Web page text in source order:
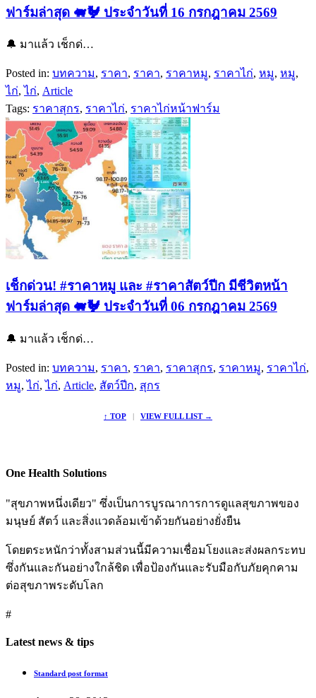
ฟาร์มล่าสุด 🐖🐓 ประจำวันที่ 16 กรกฎาคม 2569
🔔 มาแล้ว เช็กด่…
Posted in: บทความ, ราคา, ราคา, ราคาหมู, ราคาไก่, หมู, หมู,
ไก่,ไก่, Article
Tags: ราคาสุกร, ราคาไก่, ราคาไก่หน้าฟาร์ม
เช็กด่วน! #ราคาหมู และ #ราคาสัตว์ปีก มีชีวิตหน้า
ฟาร์มล่าสุด 🐖🐓 ประจำวันที่ 06 กรกฎาคม 2569
🔔 มาแล้ว เช็กด่…
Posted in: บทความ, ราคา, ราคา, ราคาสุกร, ราคาหมู, ราคาไก่,
หมู,ไก่,ไก่, Article, สัตว์ปีก, สุกร
↑ TOP | VIEW FULL LIST →
One Health Solutions
"สุขภาพหนึ่งเดียว" ซึ่งเป็นการบูรณาการการดูแลสุขภาพของ
มนุษย์ สัตว์ และสิ่งแวดล้อมเข้าด้วยกันอย่างยั่งยืน
โดยตระหนักว่าทั้งสามส่วนนี้มีความเชื่อมโยงและส่งผลกระทบ
ซึ่งกันและกันอย่างใกล้ชิด เพื่อป้องกันและรับมือกับภัยคุกคาม
ต่อสุขภาพระดับโลก
#
Latest news & tips
Standard post format